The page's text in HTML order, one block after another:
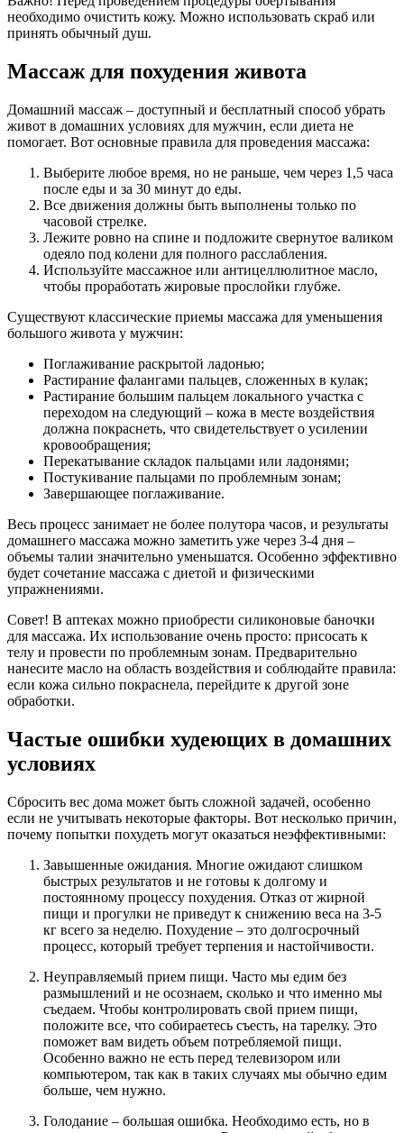
необходимо очистить кожу. Можно использовать скраб или
принять обычный душ.
Массаж для похудения живота
Домашний массаж – доступный и бесплатный способ убрать
живот в домашних условиях для мужчин, если диета не
помогает. Вот основные правила для проведения массажа:
Выберите любое время, но не раньше, чем через 1,5 часа
после еды и за 30 минут до еды.
Все движения должны быть выполнены только по
часовой стрелке.
Лежите ровно на спине и подложите свернутое валиком
одеяло под колени для полного расслабления.
Используйте массажное или антицеллюлитное масло,
чтобы проработать жировые прослойки глубже.
Существуют классические приемы массажа для уменьшения
большого живота у мужчин:
Поглаживание раскрытой ладонью;
Растирание фалангами пальцев, сложенных в кулак;
Растирание большим пальцем локального участка с
переходом на следующий – кожа в месте воздействия
должна покраснеть, что свидетельствует о усилении
кровообращения;
Перекатывание складок пальцами или ладонями;
Постукивание пальцами по проблемным зонам;
Завершающее поглаживание.
Весь процесс занимает не более полутора часов, и результаты
домашнего массажа можно заметить уже через 3-4 дня –
объемы талии значительно уменьшатся. Особенно эффективно
будет сочетание массажа с диетой и физическими
упражнениями.
Совет! В аптеках можно приобрести силиконовые баночки
для массажа. Их использование очень просто: присосать к
телу и провести по проблемным зонам. Предварительно
нанесите масло на область воздействия и соблюдайте правила:
если кожа сильно покраснела, перейдите к другой зоне
обработки.
Частые ошибки худеющих в домашних
условиях
Сбросить вес дома может быть сложной задачей, особенно
если не учитывать некоторые факторы. Вот несколько причин,
почему попытки похудеть могут оказаться неэффективными:
Завышенные ожидания. Многие ожидают слишком
быстрых результатов и не готовы к долгому и
постоянному процессу похудения. Отказ от жирной
пищи и прогулки не приведут к снижению веса на 3-5
кг всего за неделю. Похудение – это долгосрочный
процесс, который требует терпения и настойчивости.
Неуправляемый прием пищи. Часто мы едим без
размышлений и не осознаем, сколько и что именно мы
съедаем. Чтобы контролировать свой прием пищи,
положите все, что собираетесь съесть, на тарелку. Это
поможет вам видеть объем потребляемой пищи.
Особенно важно не есть перед телевизором или
компьютером, так как в таких случаях мы обычно едим
больше, чем нужно.
Голодание – большая ошибка. Необходимо есть, но в